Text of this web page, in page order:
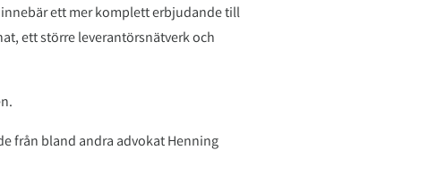
ett mer komplett erbjudande till
ett större leverantörsnätverk och
från bland andra advokat Henning